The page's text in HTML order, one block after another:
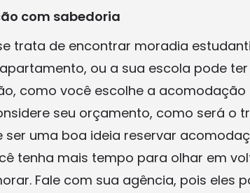
com sabedoria
trata de encontrar moradia
ou a sua escola pode
como você escolhe a
seu orçamento, como será o
ser uma boa ideia reservar
tenha mais tempo para olhar em
Fale com sua agência, pois eles